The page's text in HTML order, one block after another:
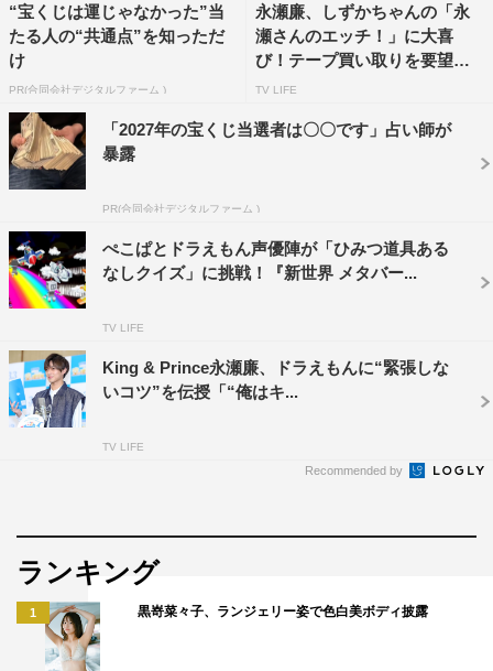
モールライトで小さくなってパピと遊ぶうちに、彼と仲良
くなったのび太たちだったが、パピを追って地球までやっ
てきた反乱軍の攻撃に巻き込まれてしまう。
その故郷であるピリカ星を守るため、ドラえもんとのび太
たちが立ち上がる。
「映画ドラえもん のび太の宇宙小戦争 2021」
テレビ朝日系
2023年3月4日（土）午後6時56分～8時54分
©藤子プロ・小学館・テレビ朝日・シンエイ・ADK 2021
NiziU Stray Kids
“宝くじは運じゃなかった”当
たる人の“共通点”を知っただ
け
PR(合同会社デジタルファーム )
永瀬廉、しずかちゃんの「永
瀬さんのエッチ！」に大喜
び！テープ買い取りを要望
「映画...
TV LIFE
「2027年の宝くじ当選者は〇〇です」占い師が
暴露
PR(合同会社デジタルファーム )
ぺこぱとドラえもん声優陣が「ひみつ道具ある
なしクイズ」に挑戦！『新世界 メタバー...
TV LIFE
King & Prince永瀬廉、ドラえもんに“緊張しな
いコツ”を伝授「“俺はキ...
TV LIFE
Recommended by
ランキング
1 黒嵜菜々子、ランジェリー姿で色白美ボディ披露